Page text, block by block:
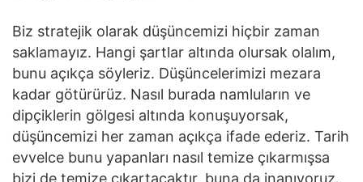
Biz stratejik olarak düşüncemizi hiçbir zaman
saklamayız. Hangi şartlar altında olursak olalım,
bunu açıkça söyleriz. Düşüncelerimizi mezara
kadar götürürüz. Nasıl burada namluların ve
dipçiklerin gölgesi altında konuşuyorsak,
düşüncemizi her zaman açıkça ifade ederiz. Tarih
evvelce bunu yapanları nasıl temize çıkarmışsa
bizi de temize çıkartacaktır, buna da inanıyoruz.